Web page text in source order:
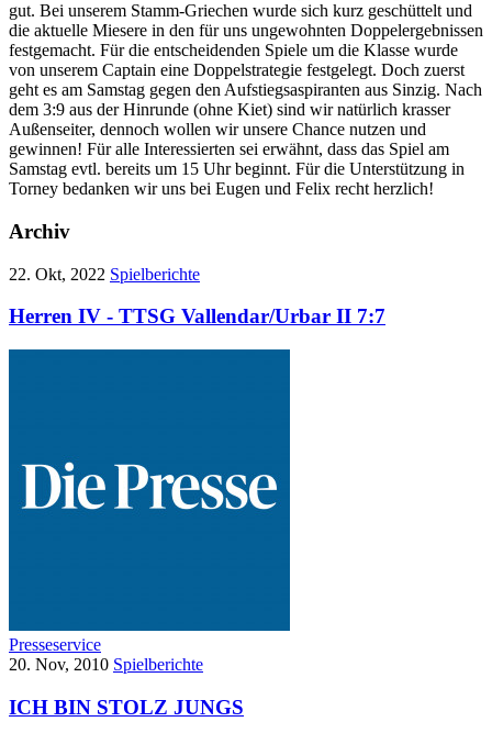
gut. Bei unserem Stamm-Griechen wurde sich kurz geschüttelt und
die aktuelle Miesere in den für uns ungewohnten Doppelergebnissen
festgemacht. Für die entscheidenden Spiele um die Klasse wurde
von unserem Captain eine Doppelstrategie festgelegt. Doch zuerst
geht es am Samstag gegen den Aufstiegsaspiranten aus Sinzig. Nach
dem 3:9 aus der Hinrunde (ohne Kiet) sind wir natürlich krasser
Außenseiter, dennoch wollen wir unsere Chance nutzen und
gewinnen! Für alle Interessierten sei erwähnt, dass das Spiel am
Samstag evtl. bereits um 15 Uhr beginnt. Für die Unterstützung in
Torney bedanken wir uns bei Eugen und Felix recht herzlich!
Archiv
22. Okt, 2022 Spielberichte
Herren IV - TTSG Vallendar/Urbar II 7:7
Presseservice
20. Nov, 2010 Spielberichte
ICH BIN STOLZ JUNGS